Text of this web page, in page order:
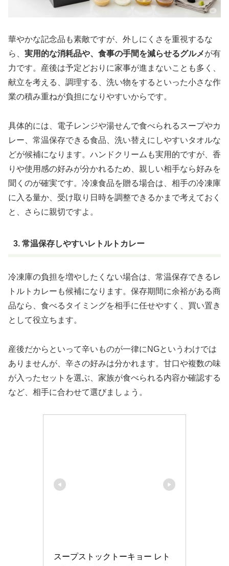
華やかな記念品も素敵ですが、外しにくさを重視するな
ら、 実用的な消耗品や、食事の手間を減らせるグルメが有
力です。産後は予定どおりに家事が進まないことも多く、
献立を考える、調理する、洗い物をするといった小さな作
業の積み重ねが負担になりやすいからです。
具体的には、電子レンジや湯せんで食べられるスープやカ
レー、常温保存できる食品、洗い替えにしやすいタオルな
どが候補になります。ハンドクリームも実用的ですが、香
りや使用感の好みが分かれるため、親しい相手なら好みを
聞くのが確実です。冷凍食品を贈る場合は、 相手の冷凍庫
に入る量か、受け取り日時を調整できるかまで考えておく
と、さらに親切ですよ。
3. 常温保存しやすいレトルトカレー
冷凍庫の負担を増やしたくない場合は、常温保存できるレ
トルトカレーも候補になります。保存期間に余裕がある商
品なら、食べるタイミングを相手に任せやすく、買い置き
として役立ちます。
産後だからといって辛いものが一律にNGというわけでは
ありませんが、辛さの好みは分かれます。甘口や複数の味
が入ったセットを選ぶ、家族が食べられる内容か確認する
など、相手に合わせて選びましょう。
スープストックトーキョー レト